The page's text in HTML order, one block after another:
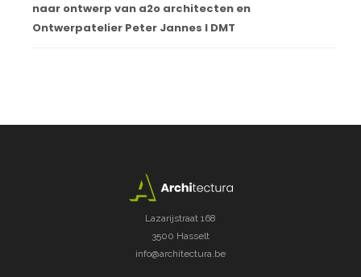
naar ontwerp van a2o architecten en
Ontwerpatelier Peter Jannes I DMT
Lazarijstraat 168
3500 Hasselt
info@architectura.be